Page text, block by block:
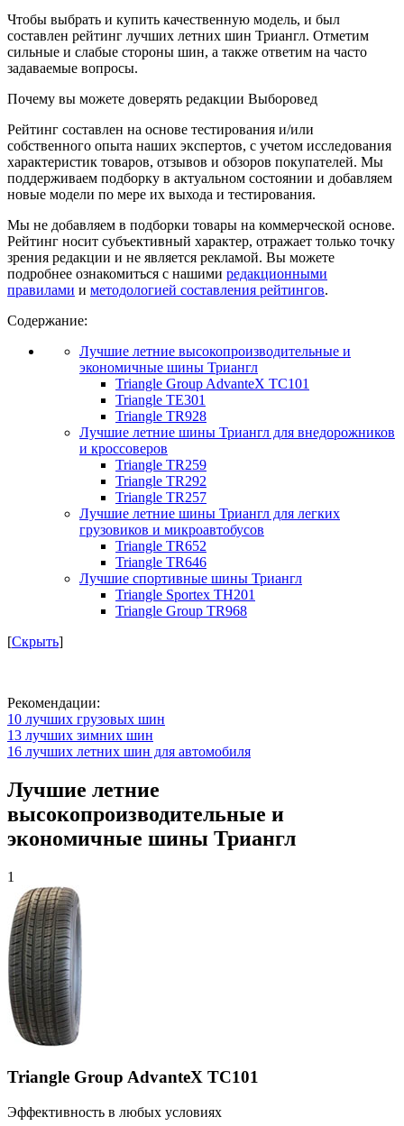
Чтобы выбрать и купить качественную модель, и был
составлен рейтинг лучших летних шин Триангл. Отметим
сильные и слабые стороны шин, а также ответим на часто
задаваемые вопросы.
Почему вы можете доверять редакции Выборовед
Рейтинг составлен на основе тестирования и/или
собственного опыта наших экспертов, с учетом исследования
характеристик товаров, отзывов и обзоров покупателей. Мы
поддерживаем подборку в актуальном состоянии и добавляем
новые модели по мере их выхода и тестирования.
Мы не добавляем в подборки товары на коммерческой основе.
Рейтинг носит субъективный характер, отражает только точку
зрения редакции и не является рекламой. Вы можете
подробнее ознакомиться с нашими редакционными
правилами и методологией составления рейтингов.
Содержание:
Лучшие летние высокопроизводительные и
экономичные шины Триангл
Triangle Group AdvanteX TC101
Triangle TE301
Triangle TR928
Лучшие летние шины Триангл для внедорожников
и кроссоверов
Triangle TR259
Triangle TR292
Triangle TR257
Лучшие летние шины Триангл для легких
грузовиков и микроавтобусов
Triangle TR652
Triangle TR646
Лучшие спортивные шины Триангл
Triangle Sportex TH201
Triangle Group TR968
[Скрыть]
Рекомендации:
10 лучших грузовых шин
13 лучших зимних шин
16 лучших летних шин для автомобиля
Лучшие летние
высокопроизводительные и
экономичные шины Триангл
1
Triangle Group AdvanteX TC101
Эффективность в любых условиях